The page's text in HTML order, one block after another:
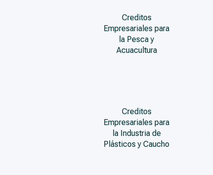
Creditos
Empresariales para
la Pesca y
Acuacultura
Creditos
Empresariales para
la Industria de
Plásticos y Caucho